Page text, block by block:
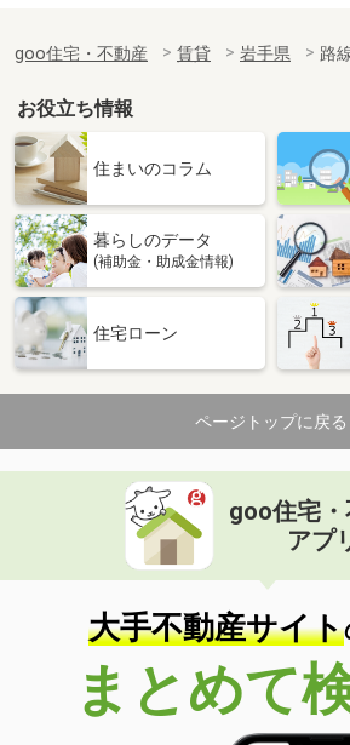
goo住宅・不動産 賃貸 岩手県 路
お役立ち情報
住まいのコラム
暮らしのデータ
(補助金・助成金情報)
住宅ローン
ページトップに戻る
goo住宅
アプ
大手不動産サイト
まとめて